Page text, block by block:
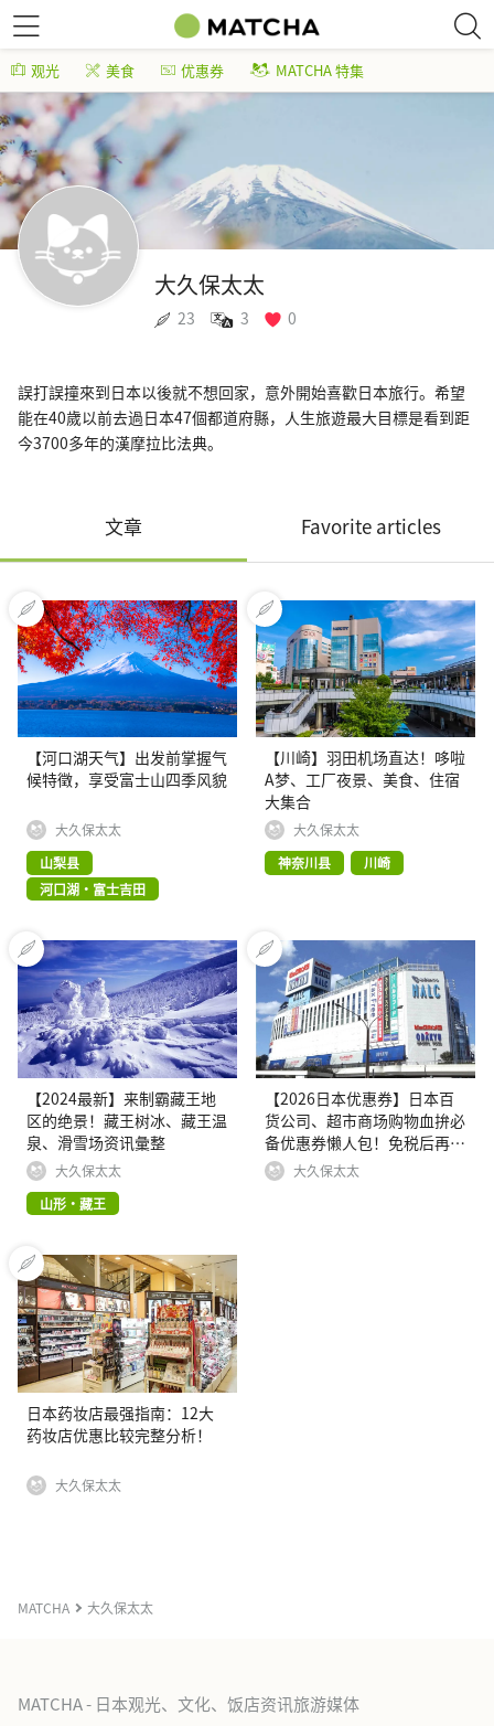
观光 美食 优惠券 MATCHA 特集
MATCHA 大久保太太
大久保太太
23 3 0
誤打誤撞來到日本以後就不想回家，意外開始喜歡日本旅行。希望
能在40歲以前去過日本47個都道府縣，人生旅遊最大目標是看到距
今3700多年的漢摩拉比法典。
文章 Favorite articles
【河口湖天气】出发前掌握气
候特徵，享受富士山四季风貌
大久保太太
山梨县
河口湖・富士吉田
【川崎】羽田机场直达！哆啦
A梦、工厂夜景、美食、住宿
大集合
大久保太太
神奈川县
川崎
【2024最新】来制霸藏王地
区的绝景！藏王树冰、藏王温
泉、滑雪场资讯彙整
大久保太太
山形・藏王
【2026日本优惠券】日本百
货公司、超市商场购物血拚必
备优惠券懒人包！免税后再打
折！大久保太太
日本药妆店最强指南：12大
药妆店优惠比较完整分析！
大久保太太
MATCHA - 日本观光、文化、饭店资讯旅游媒体